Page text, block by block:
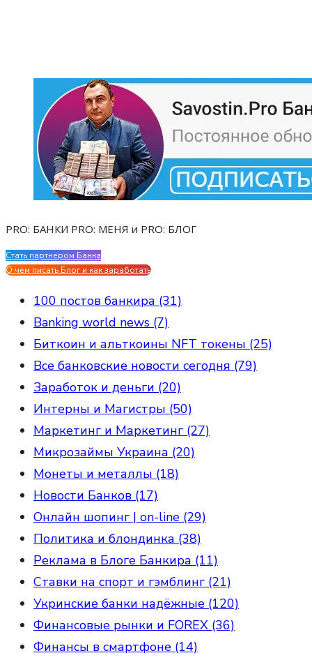
PRO: БАНКИ PRO: МЕНЯ и PRO: БЛОГ
Стать партнером Банка
О чем писать Блог и как заработать
100 постов банкира (31)
Banking world news (7)
Биткоин и альткоины NFT токены (25)
Все банковские новости сегодня (79)
Заработок и деньги (20)
Интерны и Магистры (50)
Маркетинг и Маркетинг (27)
Микрозаймы Украина (20)
Монеты и металлы (18)
Новости Банков (17)
Онлайн шопинг | on-line (29)
Политика и блондинка (38)
Реклама в Блоге Банкира (11)
Ставки на спорт и гэмблинг (21)
Укринские банки надёжные (120)
Финансовые рынки и FOREX (36)
Финансы в смартфоне (14)